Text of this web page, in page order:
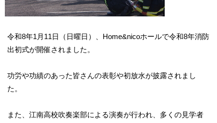
令和8年1月11日（日曜日）、Home&nicoホールで令和8年消防
出初式が開催されました。
功労や功績のあった皆さんの表彰や初放水が披露されまし
た。
また、江南高校吹奏楽部による演奏が行われ、多くの見学者